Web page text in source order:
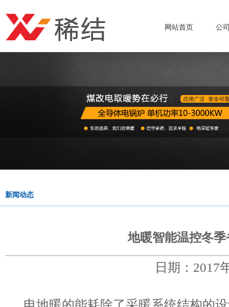
网站首页 公
新闻动态
地暖智能温控冬
日期：2017